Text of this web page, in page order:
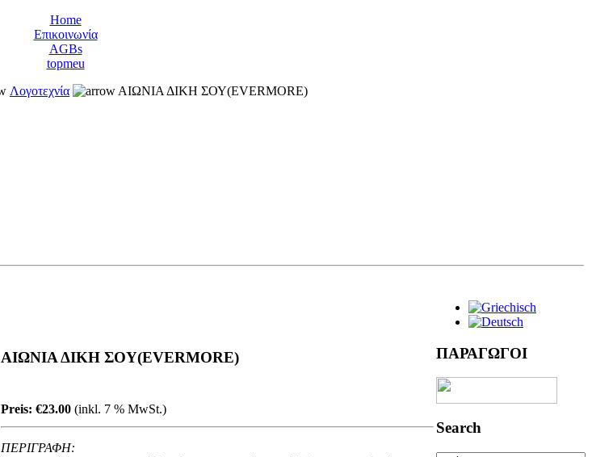
Home
Επικοινωνία
AGBs
topmeu
Λογοτεχνία ΑΙΩΝΙΑ ΔΙΚΗ ΣΟΥ(EVERMORE)
ΑΙΩΝΙΑ ΔΙΚΗ ΣΟΥ(EVERMORE)
Preis: €23.00 (inkl. 7 % MwSt.)
ΠΕΡΙΓΡΑΦΗ:
ΠΑΡΑΓΩΓΟΙ
Search